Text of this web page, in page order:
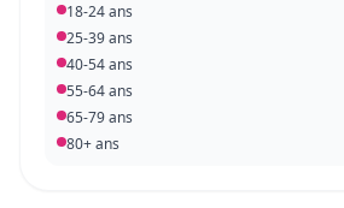
18-24 ans
25-39 ans
40-54 ans
55-64 ans
65-79 ans
80+ ans